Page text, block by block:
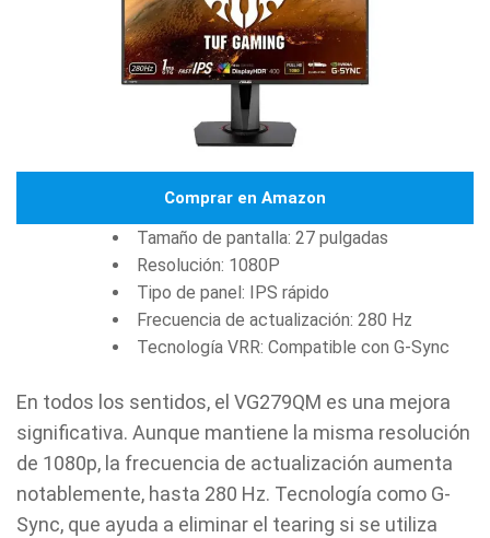
Comprar en Amazon
Tamaño de pantalla: 27 pulgadas
Resolución: 1080P
Tipo de panel: IPS rápido
Frecuencia de actualización: 280 Hz
Tecnología VRR: Compatible con G-Sync
En todos los sentidos, el VG279QM es una mejora
significativa. Aunque mantiene la misma resolución
de 1080p, la frecuencia de actualización aumenta
notablemente, hasta 280 Hz. Tecnología como G-
Sync, que ayuda a eliminar el tearing si se utiliza